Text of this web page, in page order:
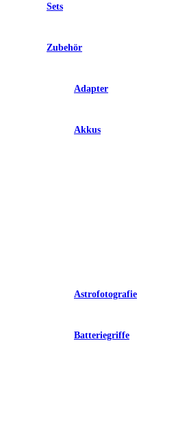
Sets
Zubehör
Adapter
Akkus
Astrofotografie
Batteriegriffe